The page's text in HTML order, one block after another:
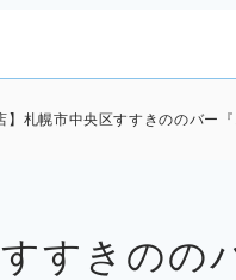
】札幌市中央区すすきののバ
すきのの